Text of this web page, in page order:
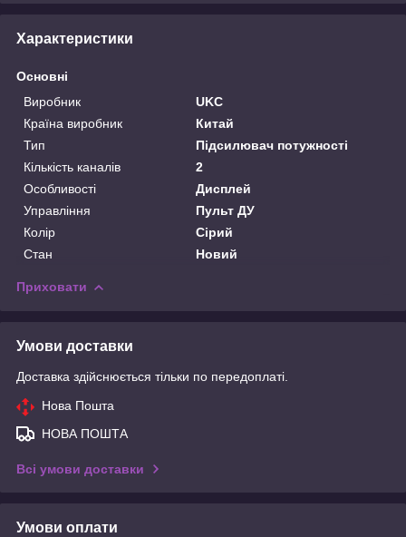
Характеристики
Основні
Виробник
UKC
Країна виробник
Китай
Тип
Підсилювач потужності
Кількість каналів
2
Особливості
Дисплей
Управління
Пульт ДУ
Колір
Сірий
Стан
Новий
Приховати
Умови доставки
Доставка здійснюється тільки по передоплаті.
Нова Пошта
НОВА ПОШТА
Всі умови доставки
Умови оплати